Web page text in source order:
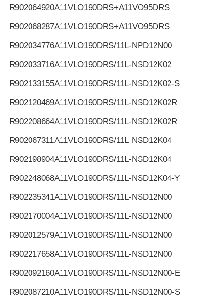
R902064920A11VLO190DRS+A11VO95DRS
R902068287A11VLO190DRS+A11VO95DRS
R902034776A11VLO190DRS/11L-NPD12N00
R902033716A11VLO190DRS/11L-NSD12K02
R902133155A11VLO190DRS/11L-NSD12K02-S
R902120469A11VLO190DRS/11L-NSD12K02R
R902208664A11VLO190DRS/11L-NSD12K02R
R902067311A11VLO190DRS/11L-NSD12K04
R902198904A11VLO190DRS/11L-NSD12K04
R902248068A11VLO190DRS/11L-NSD12K04-Y
R902235341A11VLO190DRS/11L-NSD12N00
R902170004A11VLO190DRS/11L-NSD12N00
R902012579A11VLO190DRS/11L-NSD12N00
R902217658A11VLO190DRS/11L-NSD12N00
R902092160A11VLO190DRS/11L-NSD12N00-E
R902087210A11VLO190DRS/11L-NSD12N00-S